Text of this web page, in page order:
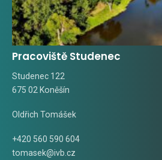
Pracoviště Studenec
Studenec 122
675 02 Koněšín
Oldřich Tomášek
+420 560 590 604
tomasek@ivb.cz